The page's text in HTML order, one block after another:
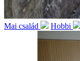
Mai család Hobbi